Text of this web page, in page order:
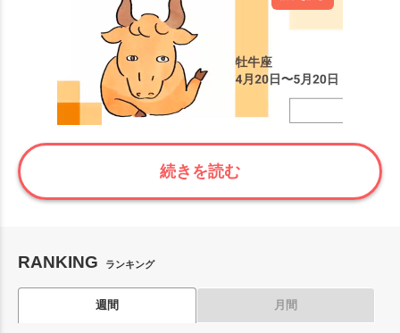
続きを読む
RANKING ランキング
週間 月間